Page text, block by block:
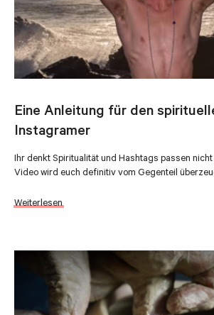
Eine Anleitung für den
Instagramer
Ihr denkt Spiritualität und Hashtags passen
Video wird euch definitiv vom Gegenteil
Weiterlesen